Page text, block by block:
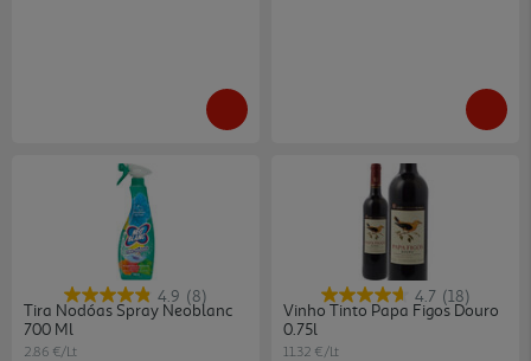
4.9 (8)
Tira Nodóas Spray Neoblanc
700 Ml
2.86 €/Lt
4.7 (18)
Vinho Tinto Papa Figos Douro
0.75l
11.32 €/Lt